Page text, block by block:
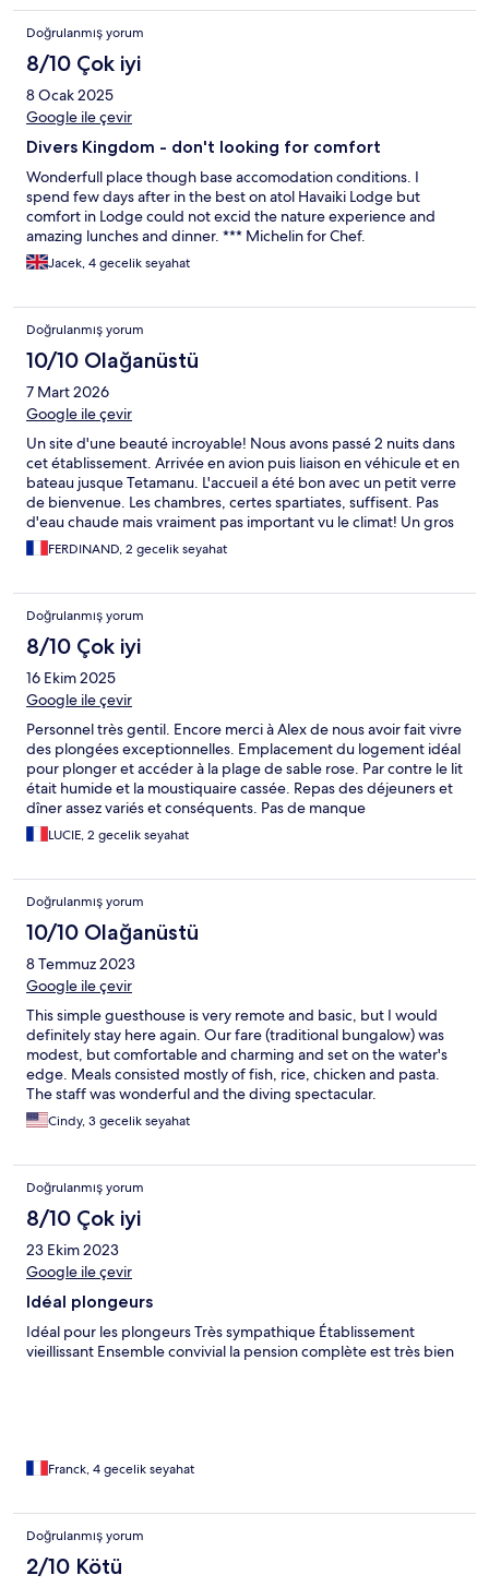
Doğrulanmış yorum
8/10 Çok iyi
8 Ocak 2025
Google ile çevir
Divers Kingdom - don't looking for comfort
Wonderfull place though base accomodation conditions. I
spend few days after in the best on atol Havaiki Lodge but
comfort in Lodge could not excid the nature experience and
amazing lunches and dinner. *** Michelin for Chef.
Jacek, 4 gecelik seyahat
Doğrulanmış yorum
10/10 Olağanüstü
7 Mart 2026
Google ile çevir
Un site d'une beauté incroyable! Nous avons passé 2 nuits dans
cet établissement. Arrivée en avion puis liaison en véhicule et en
bateau jusque Tetamanu. L'accueil a été bon avec un petit verre
de bienvenue. Les chambres, certes spartiates, suffisent. Pas
d'eau chaude mais vraiment pas important vu le climat! Un gros
atout : la terrasse donnant sur le lagon! Dès le matin, le paradis...
Concernant les repas, nous avons mangé à notre faim.
ont été servis avant le retour des plongeurs. Du coup, froid
lorsque nous passons à table. De plus, 10mn chrono, les plats
sont retirés... Dommage. Pour la plongée, nous avons été très
bien pris en compte par des moniteurs compétents et à l'écoute
mais pas aidés par le matériel vieillissant... A charge du
propriétaire de renouveler le matériel... Nous sommes satisfaits
retourner....
FERDINAND, 2 gecelik seyahat
Doğrulanmış yorum
8/10 Çok iyi
16 Ekim 2025
Google ile çevir
Personnel très gentil. Encore merci à Alex de nous avoir fait vivre
des plongées exceptionnelles. Emplacement du logement idéal
pour plonger et accéder à la plage de sable rose. Par contre le lit
était humide et la moustiquaire cassée. Repas des déjeuners et
dîner assez variés et conséquents. Pas de manque
contrairement à ce peut être dit dans d autres commentaires.
Par contre sur le trajet retour nous étions 20 dans un bateau de
cher.
LUCIE, 2 gecelik seyahat
Doğrulanmış yorum
10/10 Olağanüstü
8 Temmuz 2023
Google ile çevir
This simple guesthouse is very remote and basic, but I would
definitely stay here again. Our fare (traditional bungalow) was
modest, but comfortable and charming and set on the water's
edge. Meals consisted mostly of fish, rice, chicken and pasta.
The staff was wonderful and the diving spectacular.
Cindy, 3 gecelik seyahat
Doğrulanmış yorum
8/10 Çok iyi
23 Ekim 2023
Google ile çevir
Idéal plongeurs
Idéal pour les plongeurs Très sympathique Établissement
vieillissant Ensemble convivial la pension complète est très bien
Franck, 4 gecelik seyahat
Doğrulanmış yorum
2/10 Kötü